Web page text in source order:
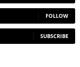
FOLLOW
SUBSCRIBE